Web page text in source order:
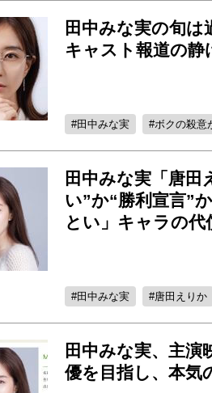
田中みな実の旬は
キャスト報道の静
田中みな実 ボクの殺意
田中みな実「唐田
い”か“勝利宣言”
とい」キャラの代
田中みな実 唐田えりか
田中みな実、主
優を目指し、本気